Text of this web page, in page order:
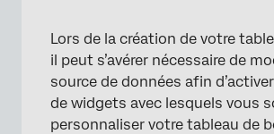
Lors de la création de votre
il peut s’avérer nécessaire de
source de données afin
de widgets avec lesquels vous
personnaliser votre tableau de